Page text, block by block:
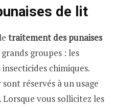
de lit
traitement des punaises
groupes : les
chimiques.
réservés à un usage
vous sollicitez les